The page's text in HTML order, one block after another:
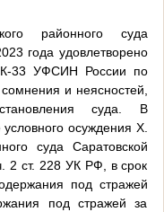
районного суда
года удовлетворено
33 УФСИН России по
и неясностей,
суда. В
условного осуждения Х.
суда Саратовской
2 ст. 228 УК РФ, в срок
под стражей
под стражей за